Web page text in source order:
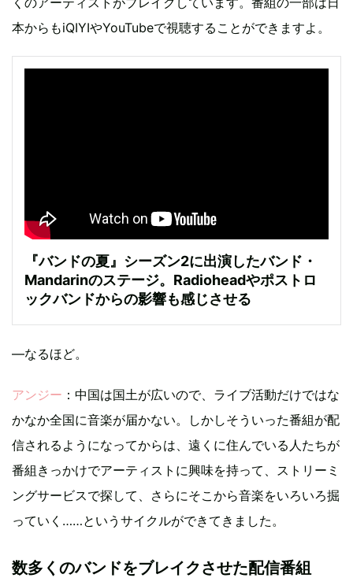
本からもiQIYIやYouTubeで視聴することができますよ。
『バンドの夏』シーズン2に出演したバンド・
Mandarinのステージ。Radioheadやポストロ
ックバンドからの影響も感じさせる
―なるほど。
アンジー ：中国は国土が広いので、ライブ活動だけではな
かなか全国に音楽が届かない。しかしそういった番組が配
信されるようになってからは、遠くに住んでいる人たちが
番組きっかけでアーティストに興味を持って、ストリーミ
ングサービスで探して、さらにそこから音楽をいろいろ掘
っていく……というサイクルができてきました。
数多くのバンドをブレイクさせた配信番組